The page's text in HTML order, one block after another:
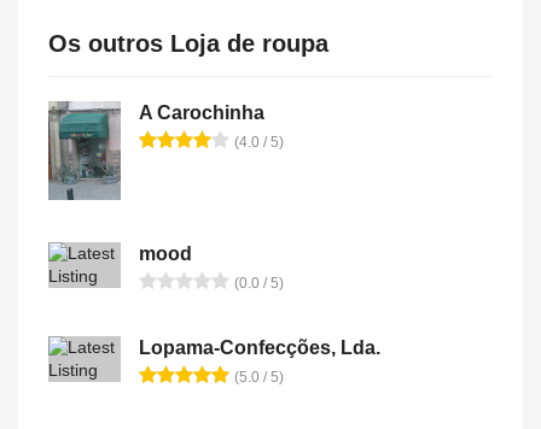
Os outros Loja de roupa
A Carochinha
(4.0 / 5)
mood
(0.0 / 5)
Lopama-Confecções, Lda.
(5.0 / 5)